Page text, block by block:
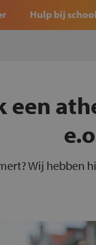
Hulp bij
een
Wij hebben